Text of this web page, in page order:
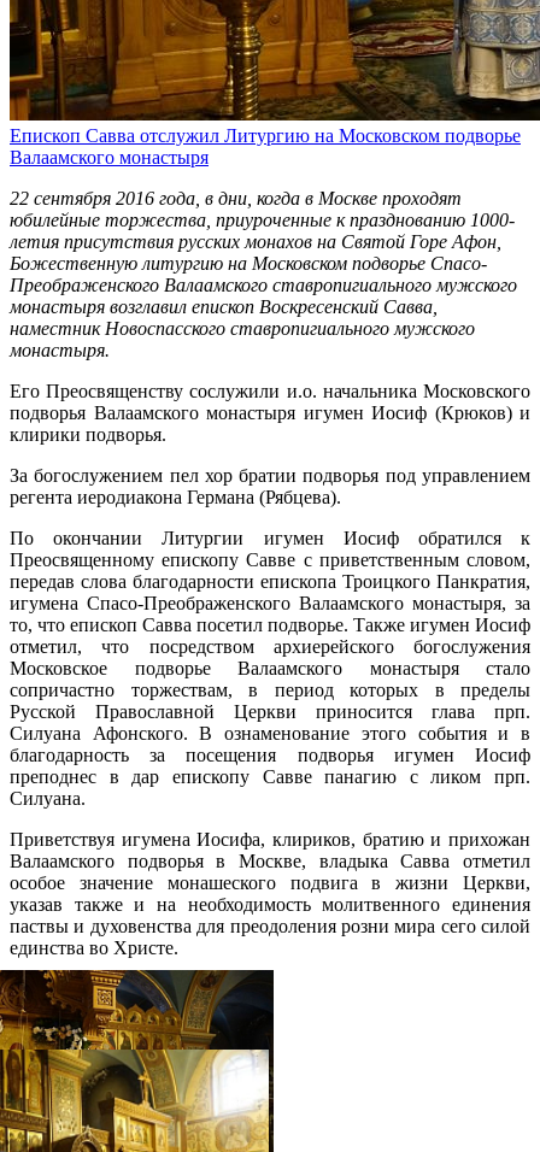
Епископ Савва отслужил Литургию на Московском подворье
Валаамского монастыря
22 сентября 2016 года, в дни, когда в Москве проходят
юбилейные торжества, приуроченные к празднованию 1000-
летия присутствия русских монахов на Святой Горе Афон,
Божественную литургию на Московском подворье Спасо-
Преображенского Валаамского ставропигиального мужского
монастыря возглавил епископ Воскресенский Савва,
наместник Новоспасского ставропигиального мужского
монастыря.
Его Преосвященству сослужили и.о. начальника Московского
подворья Валаамского монастыря игумен Иосиф (Крюков) и
клирики подворья.
За богослужением пел хор братии подворья под управлением
регента иеродиакона Германа (Рябцева).
По окончании Литургии игумен Иосиф обратился к
Преосвященному епископу Савве с приветственным словом,
передав слова благодарности епископа Троицкого Панкратия,
игумена Спасо-Преображенского Валаамского монастыря, за
то, что епископ Савва посетил подворье. Также игумен Иосиф
отметил, что посредством архиерейского богослужения
Московское подворье Валаамского монастыря стало
сопричастно торжествам, в период которых в пределы
Русской Православной Церкви приносится глава прп.
Силуана Афонского. В ознаменование этого события и в
благодарность за посещения подворья игумен Иосиф
преподнес в дар епископу Савве панагию с ликом прп.
Силуана.
Приветствуя игумена Иосифа, клириков, братию и прихожан
Валаамского подворья в Москве, владыка Савва отметил
особое значение монашеского подвига в жизни Церкви,
указав также и на необходимость молитвенного единения
паствы и духовенства для преодоления розни мира сего силой
единства во Христе.
Распечатать
Фото